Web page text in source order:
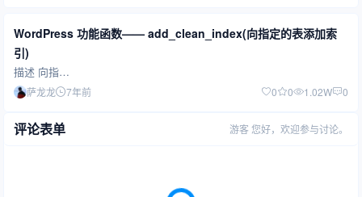
WordPress 功能函数—— add_clean_index(向指定的表添加索
引)
描述 向指…
萨龙龙 7年前 0 0 1.02W 0
评论表单 游客 您好，欢迎参与讨论。